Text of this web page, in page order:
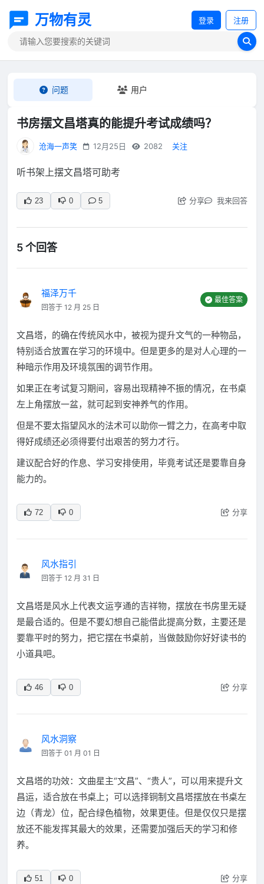
万物有灵 登录 注册
问题 用户
书房摆文昌塔真的能提升考试成绩吗？
沧海一声笑 12月25日 2082 关注
听书架上摆文昌塔可助考
23 0 5 分享 我来回答
5 个回答
福泽万千
回答于 12 月 25 日
最佳答案
文昌塔，的确在传统风水中，被视为提升文气的一种物品，
特别适合放置在学习的环境中。但是更多的是对人心理的一
种暗示作用及环境氛围的调节作用。
如果正在考试复习期间，容易出现精神不振的情况，在书桌
左上角摆放一盆，就可起到安神养气的作用。
但是不要太指望风水的法术可以助你一臂之力，在高考中取
得好成绩还必须得要付出艰苦的努力才行。
建议配合好的作息、学习安排使用，毕竟考试还是要靠自身
能力的。
72 0 分享
风水指引
回答于 12 月 31 日
文昌塔是风水上代表文运亨通的吉祥物，摆放在书房里无疑
是最合适的。但是不要幻想自己能借此提高分数，主要还是
要靠平时的努力，把它摆在书桌前，当做鼓励你好好读书的
小道具吧。
46 0 分享
风水洞察
回答于 01 月 01 日
文昌塔的功效：文曲星主“文昌”、“贵人”，可以用来提升文
昌运，适合放在书桌上；可以选择铜制文昌塔摆放在书桌左
边（青龙）位，配合绿色植物，效果更佳。但是仅仅只是摆
放还不能发挥其最大的效果，还需要加强后天的学习和修
养。
51 0 分享